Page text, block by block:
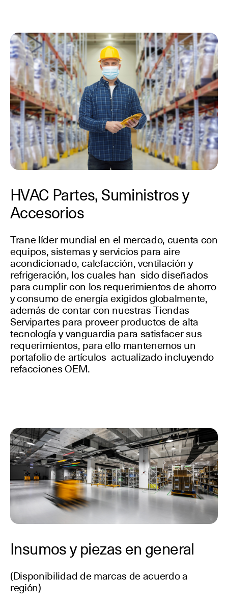
HVAC Partes, Suministros y
Accesorios
Trane líder mundial en el mercado, cuenta con
equipos, sistemas y servicios para aire
acondicionado, calefacción, ventilación y
refrigeración, los cuales han sido diseñados
para cumplir con los requerimientos de ahorro
y consumo de energía exigidos globalmente,
además de contar con nuestras Tiendas
Servipartes para proveer productos de alta
tecnología y vanguardia para satisfacer sus
requerimientos, para ello mantenemos un
portafolio de artículos actualizado incluyendo
refacciones OEM.
Insumos y piezas en general
(Disponibilidad de marcas de acuerdo a
región)